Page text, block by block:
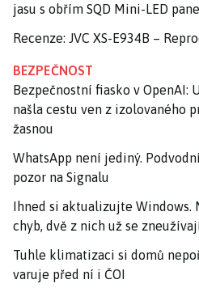
jasu s obřím SQD Mini-LED
Recenze: JVC XS-E934B –
BEZPEČNOST
Bezpečnostní fiasko v OpenAI:
našla cestu ven z izolovaného
žasnou
WhatsApp není jediný.
pozor na Signalu
Ihned si aktualizujte Windows.
chyb, dvě z nich už se
Tuhle klimatizaci si domů
varuje před ní i ČOI